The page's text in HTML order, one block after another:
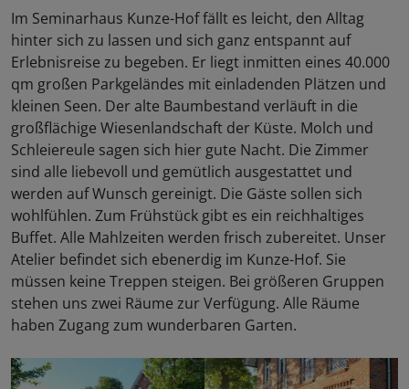
Im Seminarhaus Kunze-Hof fällt es leicht, den Alltag
hinter sich zu lassen und sich ganz entspannt auf
Erlebnisreise zu begeben. Er liegt inmitten eines 40.000
qm großen Parkgeländes mit einladenden Plätzen und
kleinen Seen. Der alte Baumbestand verläuft in die
großflächige Wiesenlandschaft der Küste. Molch und
Schleiereule sagen sich hier gute Nacht. Die Zimmer
sind alle liebevoll und gemütlich ausgestattet und
werden auf Wunsch gereinigt. Die Gäste sollen sich
wohlfühlen. Zum Frühstück gibt es ein reichhaltiges
Buffet. Alle Mahlzeiten werden frisch zubereitet. Unser
Atelier befindet sich ebenerdig im Kunze-Hof. Sie
müssen keine Treppen steigen. Bei größeren Gruppen
stehen uns zwei Räume zur Verfügung. Alle Räume
haben Zugang zum wunderbaren Garten.